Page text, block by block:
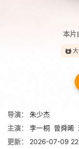
本片
导演：
朱少杰
主演：
李一桐 曾舜晞
更新：
2026-07-09